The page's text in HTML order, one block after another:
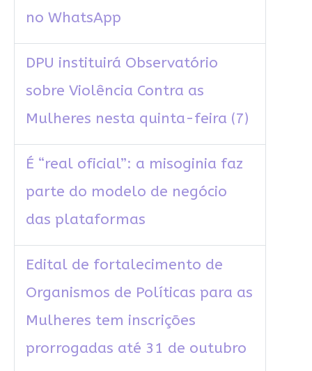
no WhatsApp
DPU instituirá Observatório
sobre Violência Contra as
Mulheres nesta quinta-feira (7)
É “real oficial”: a misoginia faz
parte do modelo de negócio
das plataformas
Edital de fortalecimento de
Organismos de Políticas para as
Mulheres tem inscrições
prorrogadas até 31 de outubro